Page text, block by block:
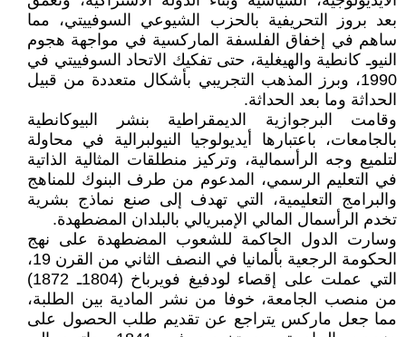
بعد بروز التحريفية بالحزب الشيوعي السوفييتي، مما
ساهم في إخفاق الفلسفة الماركسية في مواجهة هجوم
النيوـ كانطية والهيغلية، حتى تفكيك الاتحاد السوفييتي في
1990، وبرز المذهب التجريبي بأشكال متعددة من قبيل
الحداثة وما بعد الحداثة.
وقامت البرجوازية الديمقراطية بنشر البيوكانطية
بالجامعات، باعتبارها أيديولوجيا النيولبرالية في محاولة
لتلميع وجه الرأسمالية، وتركيز منطلقات المثالية الذاتية
في التعليم الرسمي، المدعوم من طرف البنوك للمناهج
والبرامج التعليمية، التي تهدف إلى صنع نماذج بشرية
تخدم الرأسمال المالي الإمبريالي بالبلدان المضطهدة.
وسارت الدول الحاكمة للشعوب المضطهدة على نهج
الحكومة الرجعية بألمانيا في النصف الثاني من القرن 19،
التي عملت على إقصاء لودفيغ فويرباخ (1804ـ 1872)
من منصب الجامعة، خوفا من نشر المادية بين الطلبة،
مما جعل ماركس يتراجع عن تقديم طلب الحصول على